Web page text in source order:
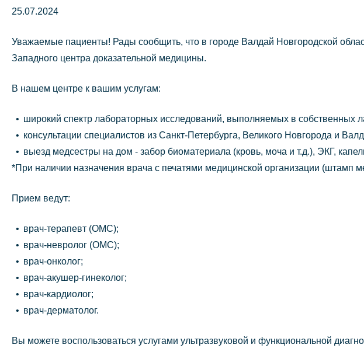
25.07.2024
Уважаемые пациенты! Рады сообщить, что в городе Валдай Новгородской
Западного центра доказательной медицины.
В нашем центре к вашим услугам:
широкий спектр лабораторных исследований, выполняемых в собственных
консультации специалистов из Санкт-Петербурга, Великого Новгорода и
выезд медсестры на дом - забор биоматериала (кровь, моча и т.д.), ЭКГ,
*При наличии назначения врача с печатями медицинской организации (штамп
Прием ведут:
врач-терапевт (ОМС);
врач-невролог (ОМС);
врач-онколог;
врач-акушер-гинеколог;
врач-кардиолог;
врач-дерматолог.
Вы можете воспользоваться услугами ультразвуковой и функциональной